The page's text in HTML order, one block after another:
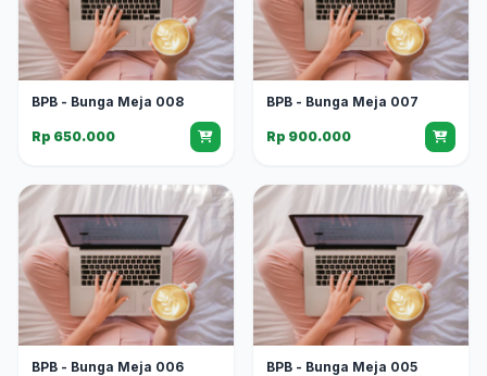
BPB - Bunga Meja 008
Rp 650.000
BPB - Bunga Meja 007
Rp 900.000
BPB - Bunga Meja 006 BPB - Bunga Meja 005